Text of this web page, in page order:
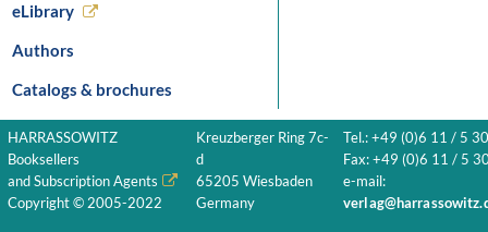
eLibrary
Authors
Catalogs & brochures
HARRASSOWITZ
Booksellers
and Subscription Agents
Copyright © 2005-2022
Kreuzberger Ring 7c-
d
65205 Wiesbaden
Germany
Tel.: +49 (0)6 11 / 5
Fax: +49 (0)6 11 / 5
e-mail: